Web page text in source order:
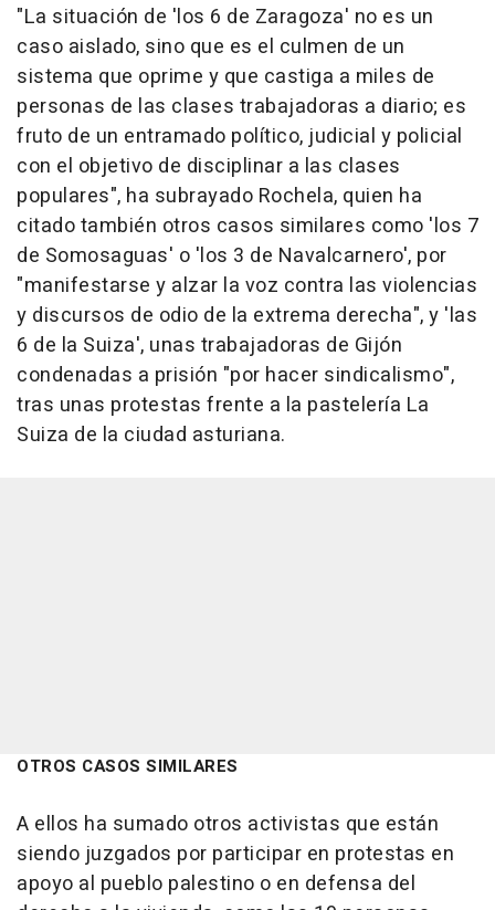
"La situación de 'los 6 de Zaragoza' no es un
caso aislado, sino que es el culmen de un
sistema que oprime y que castiga a miles de
personas de las clases trabajadoras a diario; es
fruto de un entramado político, judicial y policial
con el objetivo de disciplinar a las clases
populares", ha subrayado Rochela, quien ha
citado también otros casos similares como 'los 7
de Somosaguas' o 'los 3 de Navalcarnero', por
"manifestarse y alzar la voz contra las violencias
y discursos de odio de la extrema derecha", y 'las
6 de la Suiza', unas trabajadoras de Gijón
condenadas a prisión "por hacer sindicalismo",
tras unas protestas frente a la pastelería La
Suiza de la ciudad asturiana.
OTROS CASOS SIMILARES
A ellos ha sumado otros activistas que están
siendo juzgados por participar en protestas en
apoyo al pueblo palestino o en defensa del